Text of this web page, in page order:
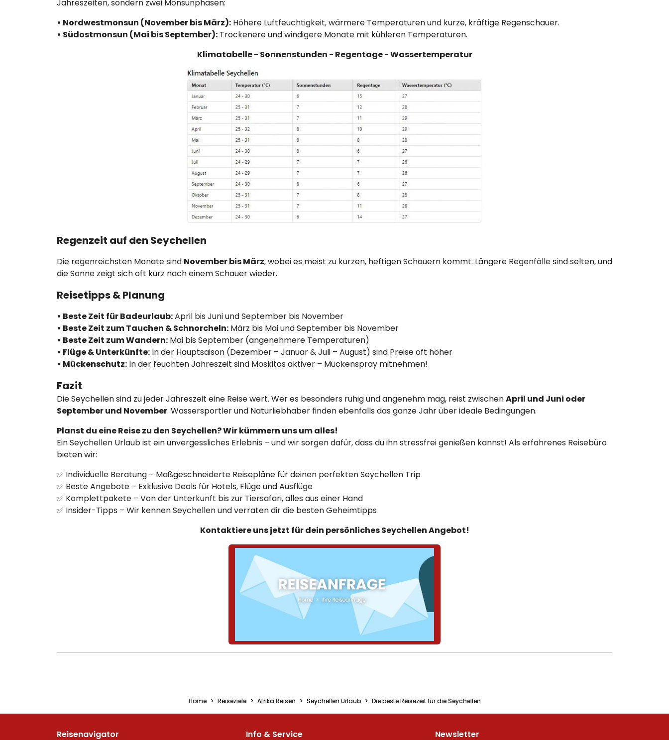
Jahreszeiten, sondern zwei Monsunphasen:
• Nordwestmonsun (November bis März): Höhere Luftfeuchtigkeit, wärmere Temperaturen und kurze, kräftige Regenschauer.
• Südostmonsun (Mai bis September): Trockenere und windigere Monate mit kühleren Temperaturen.
Klimatabelle - Sonnenstunden - Regentage - Wassertemperatur
Regenzeit auf den Seychellen
Die regenreichsten Monate sind November bis März, wobei es meist zu kurzen, heftigen Schauern kommt. Längere Regenfälle sind selten, und
die Sonne zeigt sich oft kurz nach einem Schauer wieder.
Reisetipps & Planung
• Beste Zeit für Badeurlaub:April bis Juni und September bis November
• Beste Zeit zum Tauchen & Schnorcheln: März bis Mai und September bis November
• Beste Zeit zum Wandern: Mai bis September (angenehmere Temperaturen)
• Flüge & Unterkünfte: In der Hauptsaison (Dezember – Januar & Juli – August) sind Preise oft höher
• Mückenschutz: In der feuchten Jahreszeit sind Moskitos aktiver – Mückenspray mitnehmen!
Fazit
Die Seychellen sind zu jeder Jahreszeit eine Reise wert. Wer es besonders ruhig und angenehm mag, reist zwischenApril und Juni oder
September und November. Wassersportler und Naturliebhaber finden ebenfalls das ganze Jahr über ideale Bedingungen.
Planst du eine Reise zu den Seychellen? Wir kümmern uns um alles!
Ein Seychellen Urlaub ist ein unvergessliches Erlebnis – und wir sorgen dafür, dass du ihn stressfrei genießen kannst! Als erfahrenes Reisebüro
bieten wir:
✅ Individuelle Beratung – Maßgeschneiderte Reisepläne für deinen perfekten Seychellen Trip
✅ Beste Angebote – Exklusive Deals für Hotels, Flüge und Ausflüge
✅ Komplettpakete – Von der Unterkunft bis zur Tiersafari, alles aus einer Hand
✅ Insider-Tipps – Wir kennen Seychellen und verraten dir die besten Geheimtipps
Kontaktiere uns jetzt für dein persönliches Seychellen Angebot!
Home Reiseziele Afrika Reisen Seychellen Urlaub Die beste Reisezeit für die Seychellen
Reisenavigator Info & Service Newsletter